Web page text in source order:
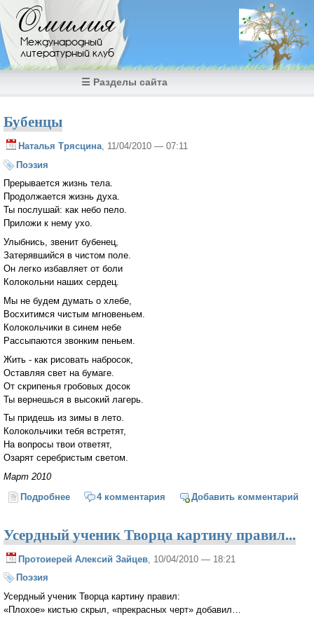
Перейти к основному содержанию
Омилия
Международный
литературный клуб
☰ Разделы сайта
Бубенцы
Наталья Трясцина , 11/04/2010 — 07:11
Поэзия
Прерывается жизнь тела.
Продолжается жизнь духа.
Ты послушай: как небо пело.
Приложи к нему ухо.
Улыбнись, звенит бубенец,
Затерявшийся в чистом поле.
Он легко избавляет от боли
Колокольни наших сердец.
Мы не будем думать о хлебе,
Восхитимся чистым мгновеньем.
Колокольчики в синем небе
Рассыпаются звонким пеньем.
Жить - как рисовать набросок,
Оставляя свет на бумаге.
От скрипенья гробовых досок
Ты вернешься в высокий лагерь.
Ты придешь из зимы в лето.
Колокольчики тебя встретят,
На вопросы твои ответят,
Озарят серебристым светом.
Март 2010
Подробнее о Бубенцы4 комментария Добавить комментарий
Усердный ученик Творца картину правил...
Протоиерей Алексий Зайцев , 10/04/2010 — 18:21
Поэзия
Усердный ученик Творца картину правил:
«Плохое» кистью скрыл, «прекрасных черт» добавил…